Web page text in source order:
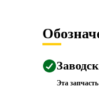
Эта